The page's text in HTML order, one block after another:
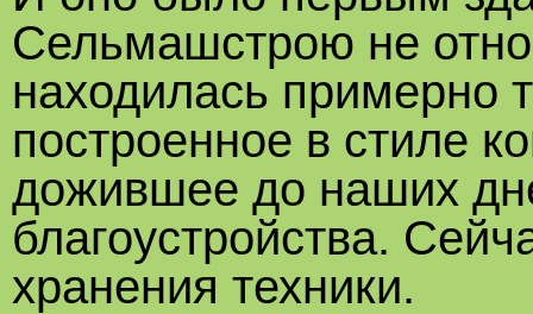
Сельмашстрою не
находилась примерно
построенное в стиле
дожившее до наших
благоустройства.
хранения техники.